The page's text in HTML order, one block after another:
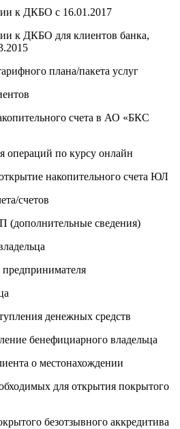
к ДКБО с 16.01.2017
к ДКБО для клиентов банка,
плана/пакета услуг
счета в АО «БКС
операций по курсу онлайн
накопительного счета ЮЛ
счетов
сведения)
денежных средств
бенефициарного владельца
о местонахождении
для открытия покрытого
безотзывного аккредитива